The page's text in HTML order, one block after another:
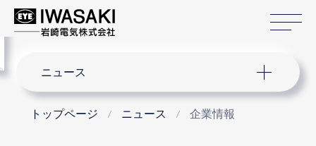
ニュース
トップページ ニュース 企業情報
menu